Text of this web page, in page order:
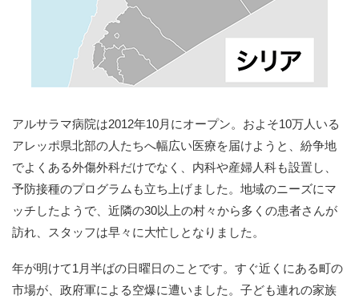
アルサラマ病院は2012年10月にオープン。およそ10万人いる
アレッポ県北部の人たちへ幅広い医療を届けようと、紛争地
でよくある外傷外科だけでなく、内科や産婦人科も設置し、
予防接種のプログラムも立ち上げました。地域のニーズにマ
ッチしたようで、近隣の30以上の村々から多くの患者さんが
訪れ、スタッフは早々に大忙しとなりました。
年が明けて1月半ばの日曜日のことです。すぐ近くにある町の
市場が、政府軍による空爆に遭いました。子ども連れの家族